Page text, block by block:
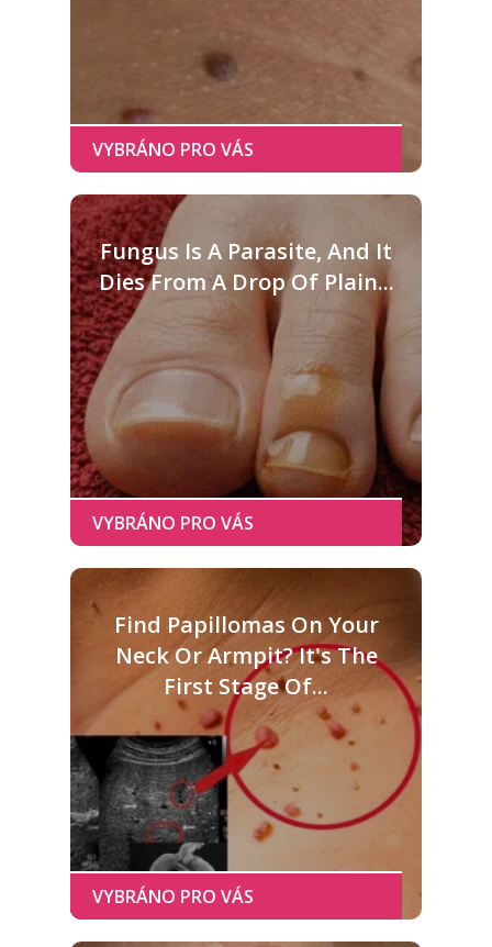
Fungus Is A Parasite, And It
Dies From A Drop Of Plain...
Find Papillomas On Your
Neck Or Armpit? It's The
First Stage Of...